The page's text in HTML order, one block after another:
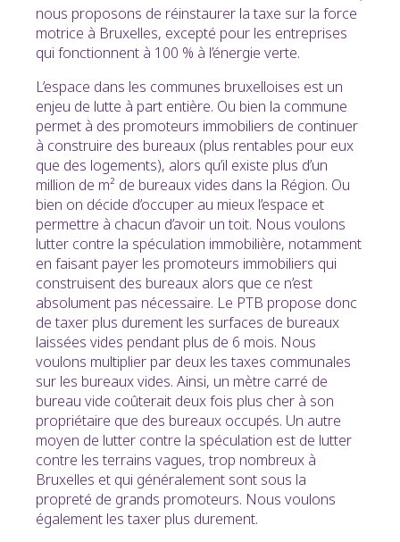
nous proposons de réinstaurer la taxe sur la force
motrice à Bruxelles, excepté pour les entreprises
qui fonctionnent à 100 % à l’énergie verte.
L’espace dans les communes bruxelloises est un
enjeu de lutte à part entière. Ou bien la commune
permet à des promoteurs immobiliers de continuer
à construire des bureaux (plus rentables pour eux
que des logements), alors qu’il existe plus d’un
million de m² de bureaux vides dans la Région. Ou
bien on décide d’occuper au mieux l’espace et
permettre à chacun d’avoir un toit. Nous voulons
lutter contre la spéculation immobilière, notamment
en faisant payer les promoteurs immobiliers qui
construisent des bureaux alors que ce n’est
absolument pas nécessaire. Le PTB propose donc
de taxer plus durement les surfaces de bureaux
laissées vides pendant plus de 6 mois. Nous
voulons multiplier par deux les taxes communales
sur les bureaux vides. Ainsi, un mètre carré de
bureau vide coûterait deux fois plus cher à son
propriétaire que des bureaux occupés. Un autre
moyen de lutter contre la spéculation est de lutter
contre les terrains vagues, trop nombreux à
Bruxelles et qui généralement sont sous la
propreté de grands promoteurs. Nous voulons
également les taxer plus durement.